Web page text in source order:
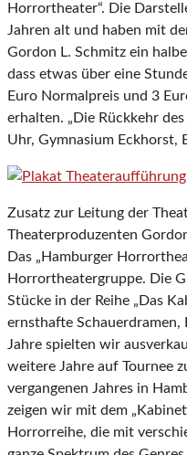
Horrortheater“. Die
Jahren alt und haben mit
Gordon L. Schmitz ein
dass etwas über eine
Euro Normalpreis und 3
erhalten. „Die Rückkehr
Uhr, Gymnasium Eckhorst,
Zusatz zur Leitung der
Theaterproduzenten
Das „Hamburger
Horrortheatergruppe. Die
Stücke in der Reihe „Das
ernsthafte Schauerdramen,
Jahre spielten wir
weitere Jahre auf Tournee
vergangenen Jahres in
zeigen wir mit dem
Horrorreihe, die mit